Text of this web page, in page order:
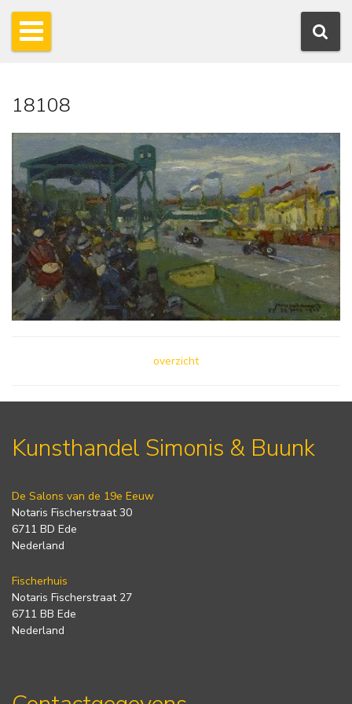
18108
overzicht
Kunsthandel Simonis & Buunk
De Salons van de 19e Eeuw
Notaris Fischerstraat 30
6711 BD Ede
Nederland
Fischerhuis
Notaris Fischerstraat 27
6711 BB Ede
Nederland